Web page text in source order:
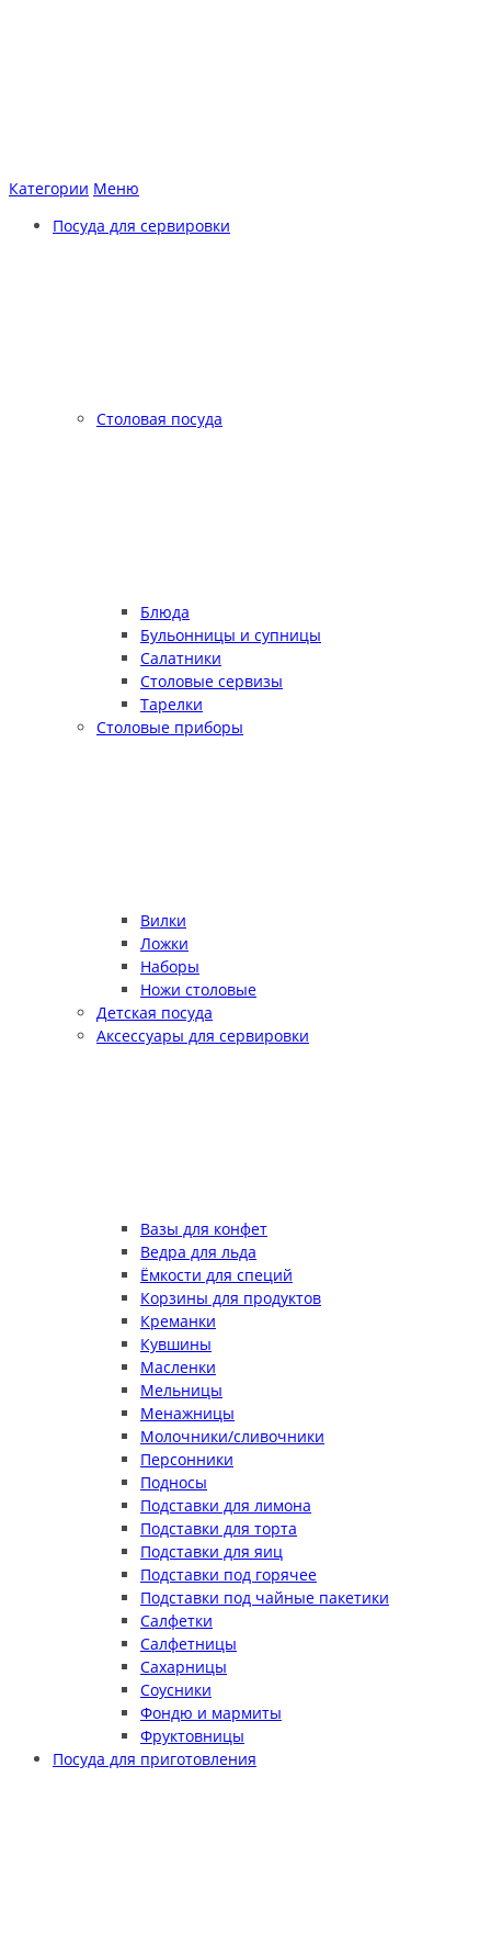
Категории Меню
Посуда для сервировки
Столовая посуда
Блюда
Бульонницы и супницы
Салатники
Столовые сервизы
Тарелки
Столовые приборы
Вилки
Ложки
Наборы
Ножи столовые
Детская посуда
Аксессуары для сервировки
Вазы для конфет
Ведра для льда
Ёмкости для специй
Корзины для продуктов
Креманки
Кувшины
Масленки
Мельницы
Менажницы
Молочники/сливочники
Персонники
Подносы
Подставки для лимона
Подставки для торта
Подставки для яиц
Подставки под горячее
Подставки под чайные пакетики
Салфетки
Салфетницы
Сахарницы
Соусники
Фондю и мармиты
Фруктовницы
Посуда для приготовления